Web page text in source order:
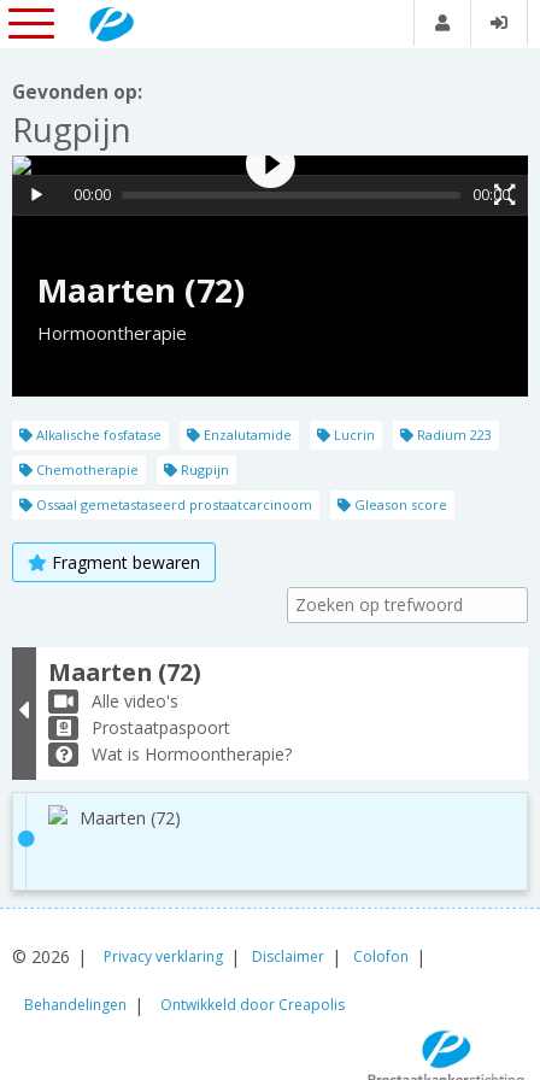
Gevonden op:
Rugpijn
Maarten (72)
Hormoontherapie
00:00 00:00
Alkalische fosfatase Enzalutamide Lucrin
Radium 223
Chemotherapie
Rugpijn
Ossaal gemetastaseerd prostaatcarcinoom
Gleason score
Fragment bewaren
Maarten (72)
Alle video's
Prostaatpaspoort
Wat is Hormoontherapie?
Maarten (72)
© 2026 Privacy verklaring Disclaimer Colofon
Behandelingen Ontwikkeld door Creapolis